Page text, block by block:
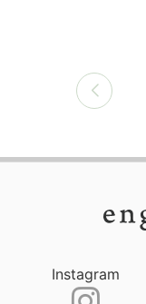
Instagram